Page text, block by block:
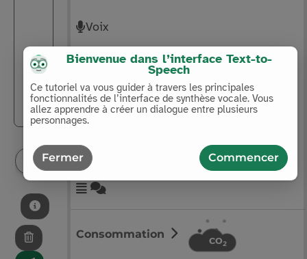
Aléatoire Pauline & Valentin
Voix
Phonèmes
Mode
Consommation
CO2
Bienvenue dans l’interface Text-to-
Speech
Ce tutoriel va vous guider à travers les principales
fonctionnalités de l’interface de synthèse vocale. Vous
allez apprendre à créer un dialogue entre plusieurs
personnages.
Fermer Commencer